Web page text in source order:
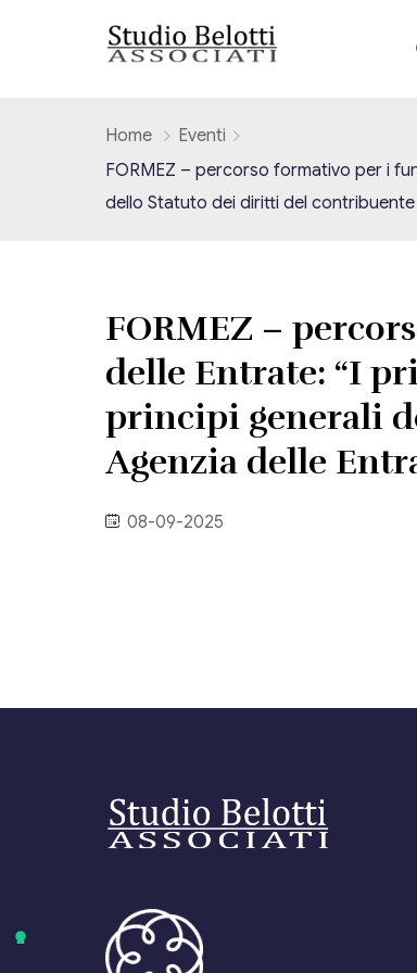
Home
Eventi
FORMEZ – percorso formativo per i
dello Statuto dei diritti del contribuente
FORMEZ –
delle Entrate: “I
principi generali
Agenzia delle
08-09-2025